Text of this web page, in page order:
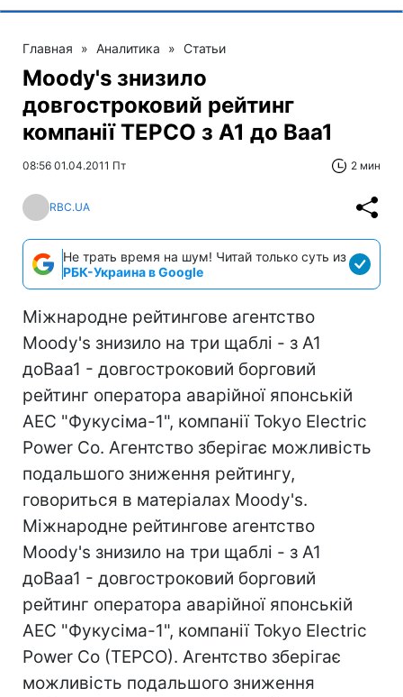
Главная » Аналитика » Статьи
Moody's знизило
довгостроковий рейтинг
компанії TEPCO з A1 до Baa1
08:56 01.04.2011 Пт 2 мин
RBC.UA
Не трать время на шум! Читай только суть из
РБК-Украина в Google
Міжнародне рейтингове агентство
Moody's знизило на три щаблі - з A1
доBaa1 - довгостроковий борговий
рейтинг оператора аварійної японській
АЕС "Фукусіма-1", компанії Tokyo Electric
Power Co. Агентство зберігає можливість
подальшого зниження рейтингу,
говориться в матеріалах Moody's.
Міжнародне рейтингове агентство
Moody's знизило на три щаблі - з A1
доBaa1 - довгостроковий борговий
рейтинг оператора аварійної японській
АЕС "Фукусіма-1", компанії Tokyo Electric
Power Co (TEPCO). Агентство зберігає
можливість подальшого зниження